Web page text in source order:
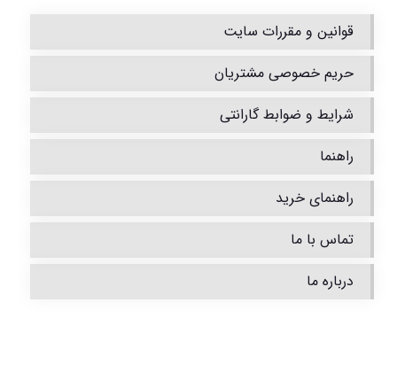
قوانین و مقررات سایت
حریم خصوصی مشتریان
شرایط و ضوابط گارانتی
راهنما
راهنمای خرید
تماس با ما
درباره ما